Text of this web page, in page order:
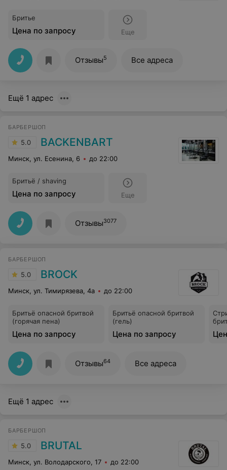
Бритье
Цена по запросу Еще
Отзывы5 Все адреса
Ещё 1 адрес
БАРБЕРШОП
5.0 BACKENBART
Минск, ул. Есенина, 6 до 22:00
Бритьё / shaving
Цена по запросу Еще
Отзывы3077
БАРБЕРШОП
5.0 BROCK
Минск, ул. Тимирязева, 4а до 22:00
Бритьё опасной бритвой
(горячая пена)
Цена по запросу
Бритьё опасной бритвой
(гель)
Цена по запросу
Отзывы64 Все адреса
Ещё 1 адрес
БАРБЕРШОП
5.0 BRUTAL
Минск, ул. Володарского, 17 до 22:00